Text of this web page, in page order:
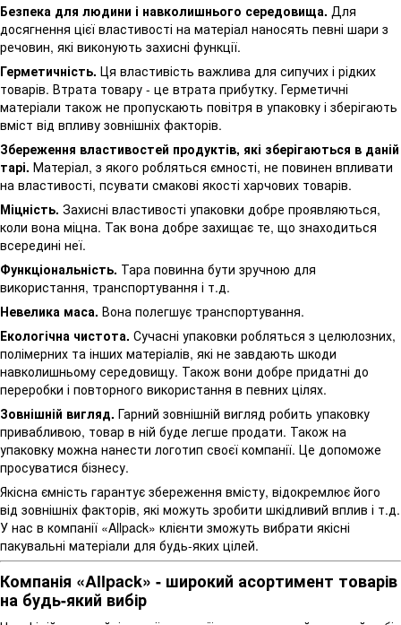
Безпека для людини і навколишнього середовища. Для
досягнення цієї властивості на матеріал наносять певні шари з
речовин, які виконують захисні функції.
Герметичність. Ця властивість важлива для сипучих і рідких
товарів. Втрата товару - це втрата прибутку. Герметичні
матеріали також не пропускають повітря в упаковку і зберігають
вміст від впливу зовнішніх факторів.
Збереження властивостей продуктів, які зберігаються в даній
тарі. Матеріал, з якого робляться ємності, не повинен впливати
на властивості, псувати смакові якості харчових товарів.
Міцність. Захисні властивості упаковки добре проявляються,
коли вона міцна. Так вона добре захищає те, що знаходиться
всередині неї.
Функціональність. Тара повинна бути зручною для
використання, транспортування і т.д.
Невелика маса. Вона полегшує транспортування.
Екологічна чистота. Сучасні упаковки робляться з целюлозних,
полімерних та інших матеріалів, які не завдають шкоди
навколишньому середовищу. Також вони добре придатні до
переробки і повторного використання в певних цілях.
Зовнішній вигляд. Гарний зовнішній вигляд робить упаковку
привабливою, товар в ній буде легше продати. Також на
упаковку можна нанести логотип своєї компанії. Це допоможе
просуватися бізнесу.
Якісна ємність гарантує збереження вмісту, відокремлює його
від зовнішніх факторів, які можуть зробити шкідливий вплив і т.д.
У нас в компанії «Allpack» клієнти зможуть вибрати якісні
пакувальні матеріали для будь-яких цілей.
Компанія «Allpack» - широкий асортимент товарів
на будь-який вибір